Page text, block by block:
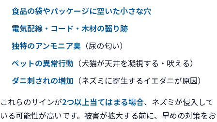
食品の袋やパッケージに空いた小さな穴
電気配線・コード・木材の齧り跡
独特のアンモニア臭 （尿の匂い）
ペットの異常行動 （犬猫が天井を凝視する・吠える）
ダニ刺されの増加 （ネズミに寄生するイエダニが原因）
これらのサインが2つ以上当てはまる場合、ネズミが侵入して
いる可能性が高いです。被害が拡大する前に、早めの対策をお